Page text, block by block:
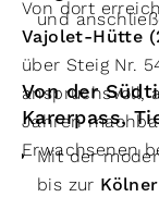
und
Von dort
Vajolet-Hütte
über Steig Nr.
anspruchsvoll,
Jahren
Erwachsenen
Von der
Karerpass,
Mit der
bis zur